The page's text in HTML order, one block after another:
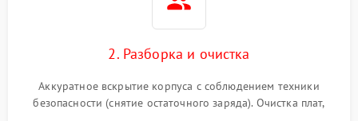
2. Разборка и очистка
Аккуратное вскрытие корпуса с соблюдением техники
безопасности (снятие остаточного заряда). Очистка плат,